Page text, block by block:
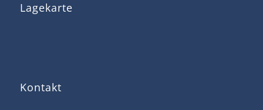
Lagekarte
Kontakt